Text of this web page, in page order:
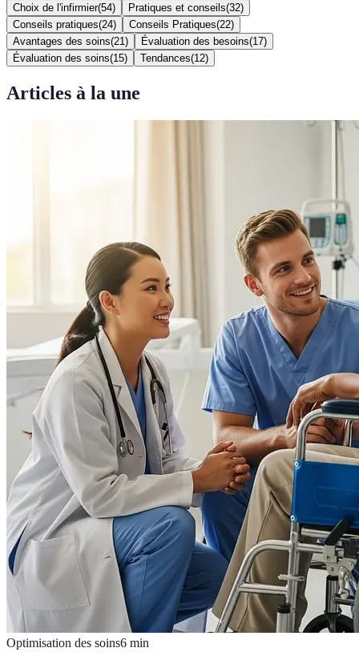
Choix de l'infirmier(54) Pratiques et conseils(32)
Conseils pratiques(24) Conseils Pratiques(22)
Avantages des soins(21 ) Évaluation des besoins(17)
Évaluation des soins(15) Tendances(12)
Articles à la une
Optimisation des soins6 min